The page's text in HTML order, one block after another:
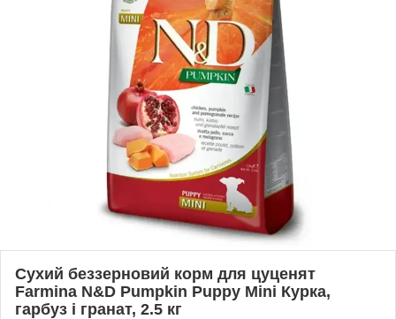
Сухий беззерновий корм для цуценят
Farmina N&D Pumpkin Puppy Mini Курка,
гарбуз і гранат, 2.5 кг